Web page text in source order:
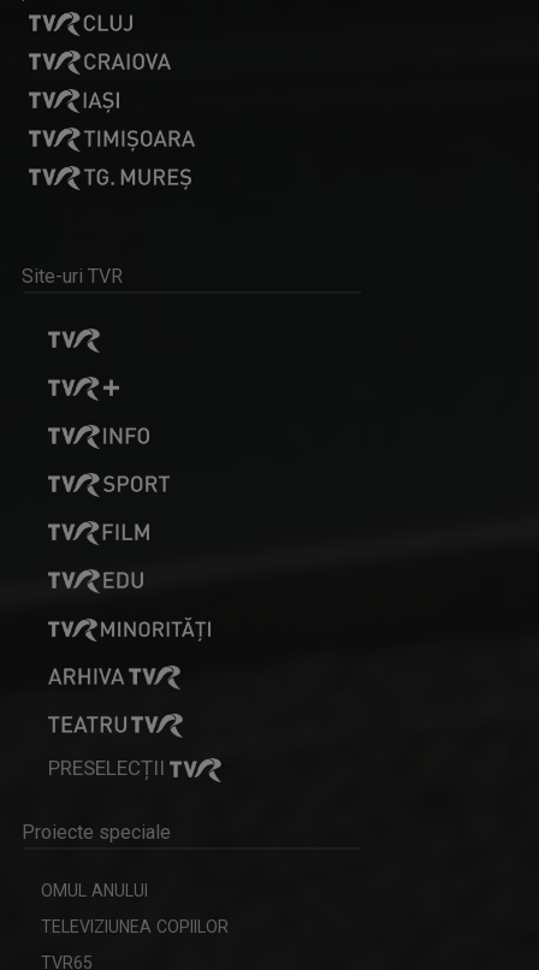
Site-uri TVR
PRESELECȚII
Proiecte speciale
OMUL ANULUI
TELEVIZIUNEA COPIILOR
TVR65